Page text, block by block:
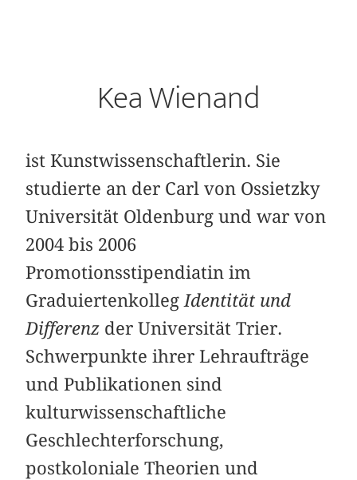
Kea Wienand
ist Kunstwissenschaftlerin. Sie
studierte an der Carl von Ossietzky
Universität Oldenburg und war von
2004 bis 2006
Promotionsstipendiatin im
GraduiertenkollegIdentität und
Differenz der Universität Trier.
Schwerpunkte ihrer Lehraufträge
und Publikationen sind
kulturwissenschaftliche
Geschlechterforschung,
postkoloniale Theorien und